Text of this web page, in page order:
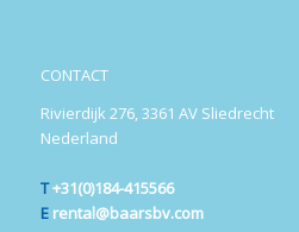
CONTACT
Rivierdijk 276, 3361 AV Sliedrecht
Nederland
T+31(0)184-415566
E rental@baarsbv.com